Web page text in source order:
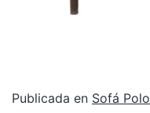
Publicada en Sofá Polo